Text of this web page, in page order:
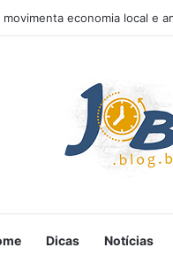
economia local e
Dicas Notícias